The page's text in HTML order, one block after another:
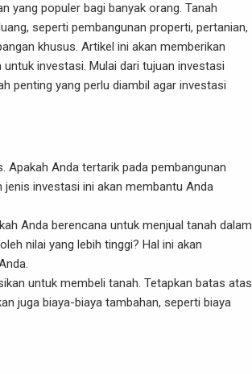
yang populer bagi banyak orang. Tanah
seperti pembangunan properti, pertanian,
khusus. Artikel ini akan memberikan
untuk investasi. Mulai dari tujuan investasi
penting yang perlu diambil agar investasi
Apakah Anda tertarik pada pembangunan
jenis investasi ini akan membantu Anda
Anda berencana untuk menjual tanah dalam
nilai yang lebih tinggi? Hal ini akan
untuk membeli tanah. Tetapkan batas atas
juga biaya-biaya tambahan, seperti biaya